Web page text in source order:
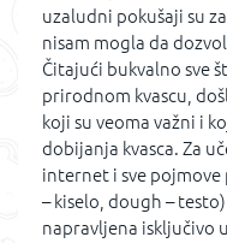
uzaludni pokušaji su
nisam mogla da
Čitajući bukvalno sve
prirodnom kvascu,
koji su veoma važni i
dobijanja kvasca. Za
internet i sve pojmove
– kiselo, dough –
napravljena isključivo